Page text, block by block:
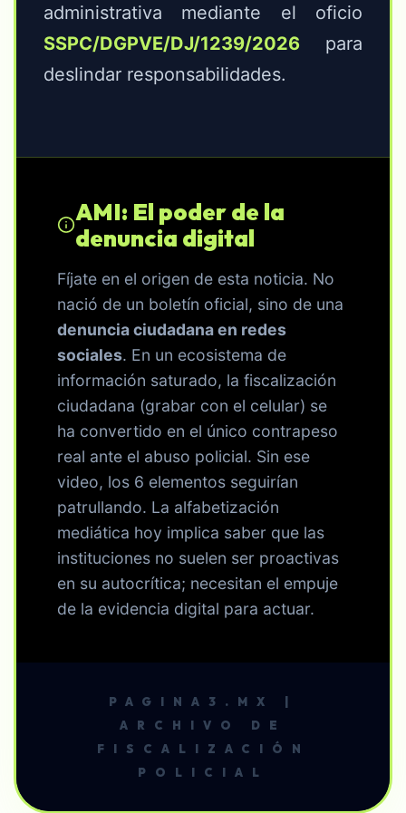
administrativa mediante el oficio
SSPC/DGPVE/DJ/1239/2026 para
deslindar responsabilidades.
AMI: El poder de la
denuncia digital
Fíjate en el origen de esta noticia. No
nació de un boletín oficial, sino de una
denuncia ciudadana en redes
sociales. En un ecosistema de
información saturado, la fiscalización
ciudadana (grabar con el celular) se
ha convertido en el único contrapeso
real ante el abuso policial. Sin ese
video, los 6 elementos seguirían
patrullando. La alfabetización
mediática hoy implica saber que las
instituciones no suelen ser proactivas
en su autocrítica; necesitan el empuje
de la evidencia digital para actuar.
PAGINA3.MX |
ARCHIVO DE
FISCALIZACIÓN
POLICIAL